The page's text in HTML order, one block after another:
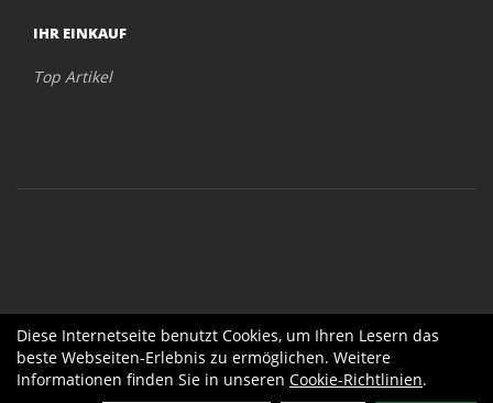
IHR EINKAUF
Top Artikel
Diese Internetseite benutzt Cookies, um Ihren Lesern das
beste Webseiten-Erlebnis zu ermöglichen. Weitere
Informationen finden Sie in unseren Cookie-Richtlinien.